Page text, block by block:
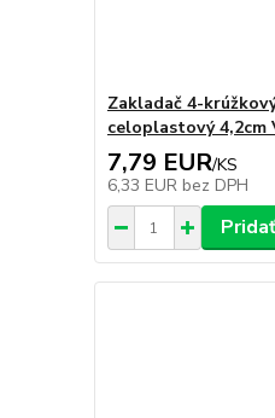
Zakladač 4-
celoplastový 4,2cm
7,79 EUR/KS
6,33 EUR bez DPH